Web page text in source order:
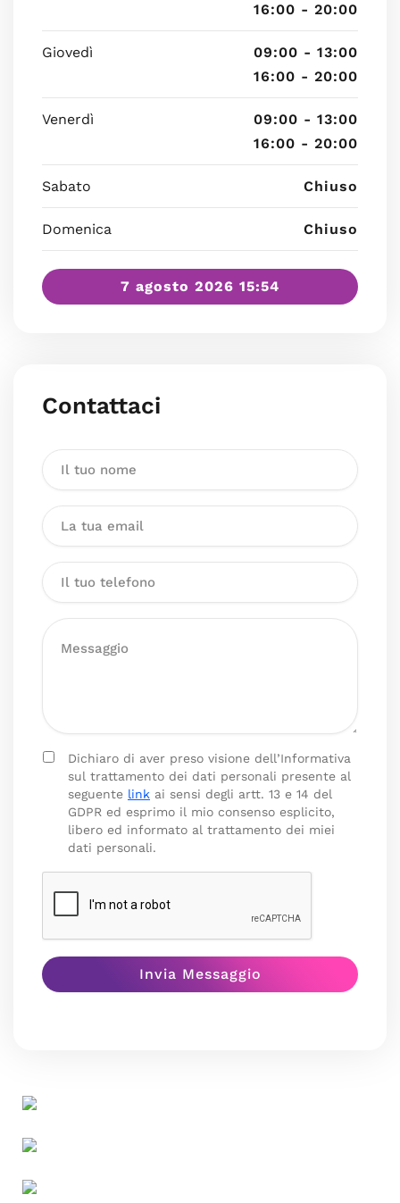
16:00 - 20:00
Giovedì
09:00 - 13:00
16:00 - 20:00
Venerdì
09:00 - 13:00
16:00 - 20:00
Sabato Chiuso
Domenica Chiuso
7 agosto 2026 15:54
Contattaci
Dichiaro di aver preso visione dell’Informativa
sul trattamento dei dati personali presente al
seguente link ai sensi degli artt. 13 e 14 del
GDPR ed esprimo il mio consenso esplicito,
libero ed informato al trattamento dei miei
dati personali.